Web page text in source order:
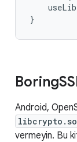
}
Boring
Android,
libcrypto.so
vermeyin. Bu